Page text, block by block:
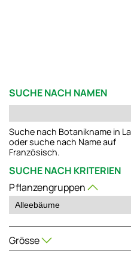
SUCHE NACH NAMEN
Suche nach Botanikname in
oder suche nach Name auf
Französisch.
SUCHE NACH KRITERIEN
Pflanzengruppen
Grösse